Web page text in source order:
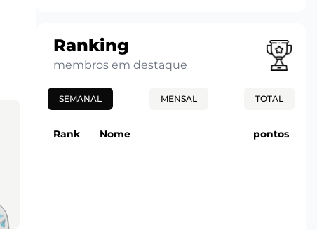
Ranking
membros em destaque
SEMANAL MENSAL TOTAL
Rank Nome pontos